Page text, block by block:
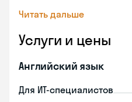
Читать дальше
Услуги и цены
Английский язык
Для ИТ-специалистов